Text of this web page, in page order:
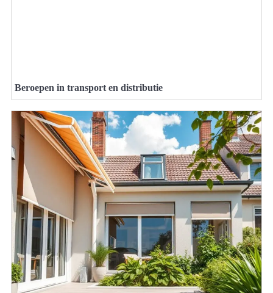
Beroepen in transport en distributie